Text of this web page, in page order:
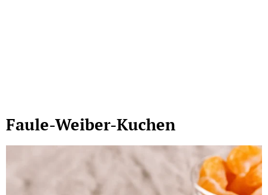
Faule-Weiber-Kuchen